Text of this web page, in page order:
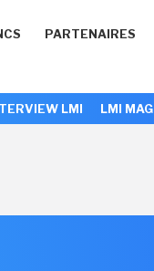
PARTENAIRES
LMI LMI MAG